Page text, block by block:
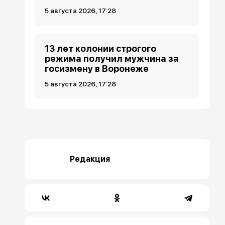
5 августа 2026, 17:28
13 лет колонии строгого
режима получил мужчина за
госизмену в Воронеже
5 августа 2026, 17:28
Редакция